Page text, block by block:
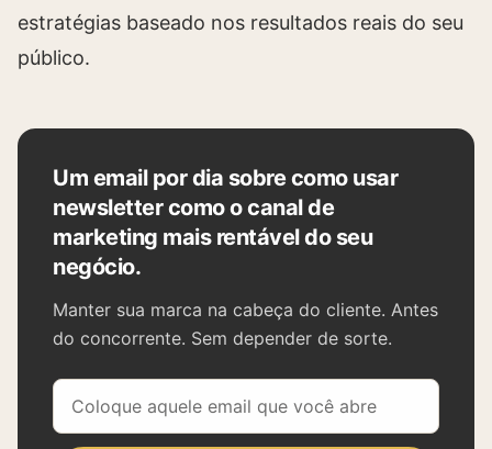
estratégias baseado nos resultados reais do seu
público.
Um email por dia sobre como usar
newsletter como o canal de
marketing mais rentável do seu
negócio.
Manter sua marca na cabeça do cliente. Antes
do concorrente. Sem depender de sorte.